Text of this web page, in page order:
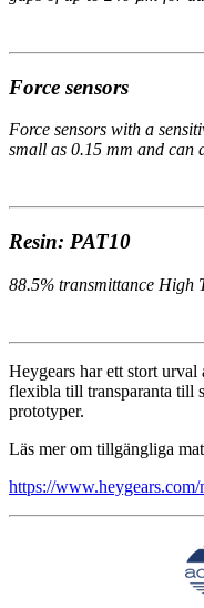
Force sensors
Force sensors with a
small as 0.15 mm and can
Resin: PAT10
88.5% transmittance High
Heygears har ett stort urval
flexibla till transparanta till
prototyper.
Läs mer om tillgängliga
https://www.heygears.com/